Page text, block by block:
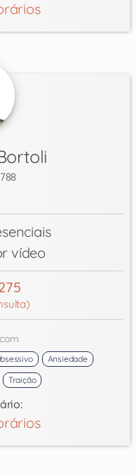
vídeo
Ansiedade
Traição